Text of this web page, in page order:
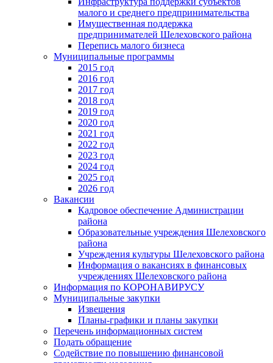
малого и среднего предпринимательства
Имущественная поддержка
предпринимателей Шелеховского района
Перепись малого бизнеса
Муниципальные программы
2015 год
2016 год
2017 год
2018 год
2019 год
2020 год
2021 год
2022 год
2023 год
2024 год
2025 год
2026 год
Вакансии
Кадровое обеспечение Администрации
района
Образовательные учреждения Шелеховского
района
Учреждения культуры Шелеховского района
Информация о вакансиях в финансовых
учреждениях Шелеховского района
Информация по КОРОНАВИРУСУ
Муниципальные закупки
Извещения
Планы-графики и планы закупки
Перечень информационных систем
Подать обращение
Содействие по повышению финансовой